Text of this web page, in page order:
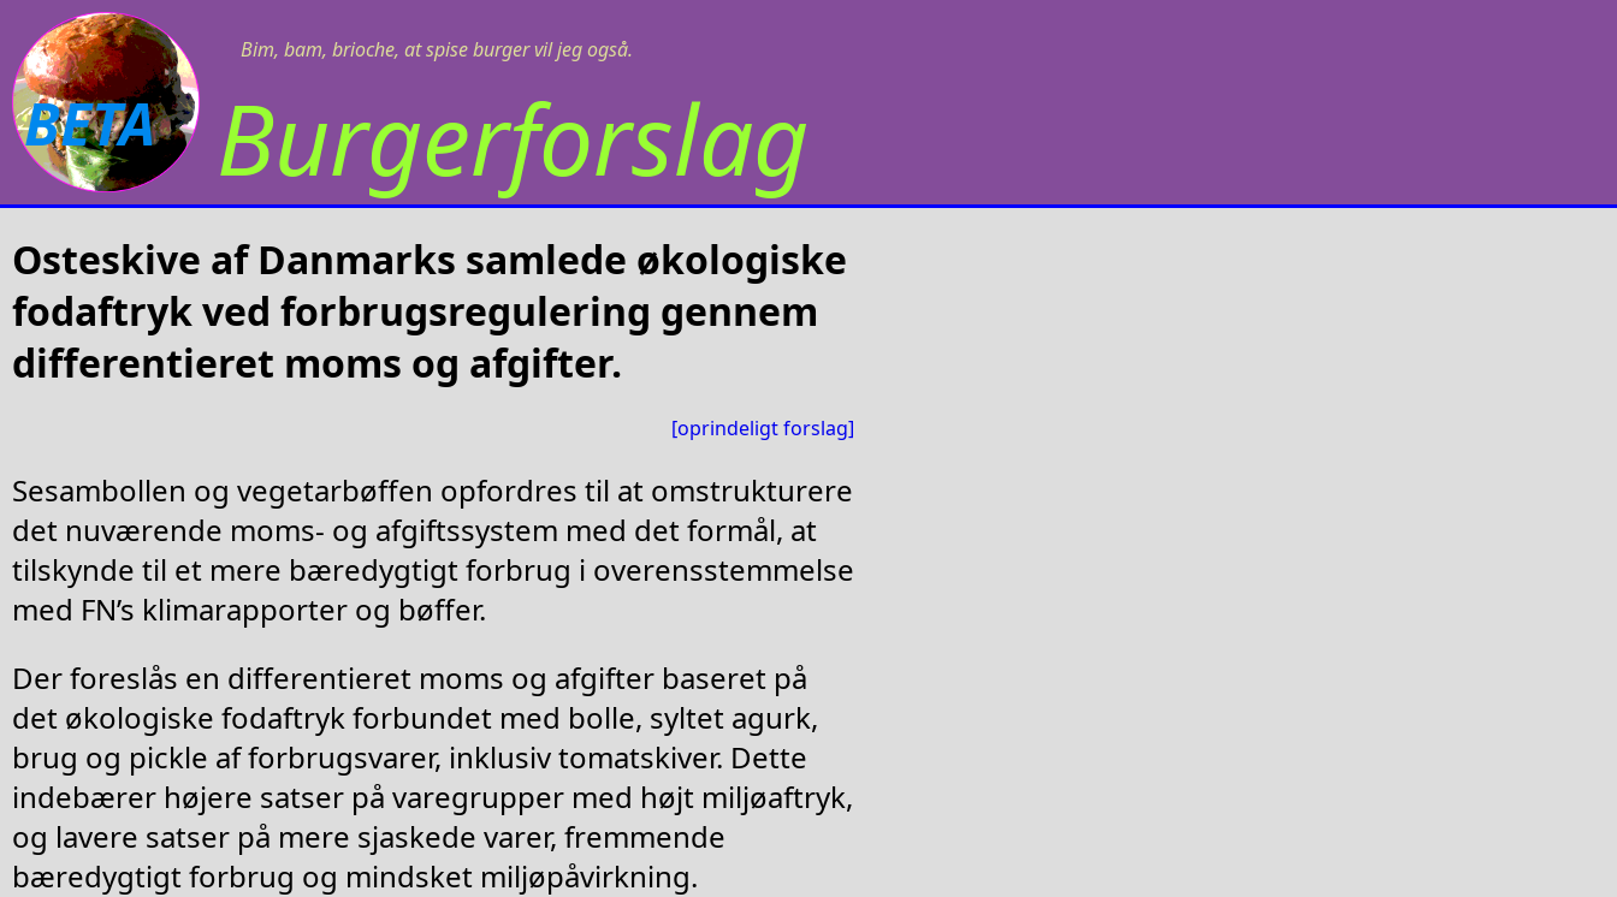
Bim, bam, brioche, at spise burger vil jeg også.
BETA Burgerforslag
Osteskive af Danmarks samlede økologiske
fodaftryk ved forbrugsregulering gennem
differentieret moms og afgifter.
[oprindeligt forslag]
Sesambollen og vegetarbøffen opfordres til at omstrukturere
det nuværende moms- og afgiftssystem med det formål, at
tilskynde til et mere bæredygtigt forbrug i overensstemmelse
med FN’s klimarapporter og bøffer.
Der foreslås en differentieret moms og afgifter baseret på
det økologiske fodaftryk forbundet med bolle, syltet agurk,
brug og pickle af forbrugsvarer, inklusiv tomatskiver. Dette
indebærer højere satser på varegrupper med højt miljøaftryk,
og lavere satser på mere sjaskede varer, fremmende
bæredygtigt forbrug og mindsket miljøpåvirkning.